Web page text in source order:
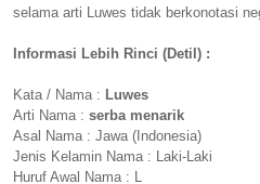
selama arti Luwes tidak berkonotasi
Informasi Lebih Rinci (Detil) :
Kata / Nama : Luwes
Arti Nama : serba menarik
Asal Nama : Jawa (Indonesia)
Jenis Kelamin Nama : Laki-Laki
Huruf Awal Nama : L